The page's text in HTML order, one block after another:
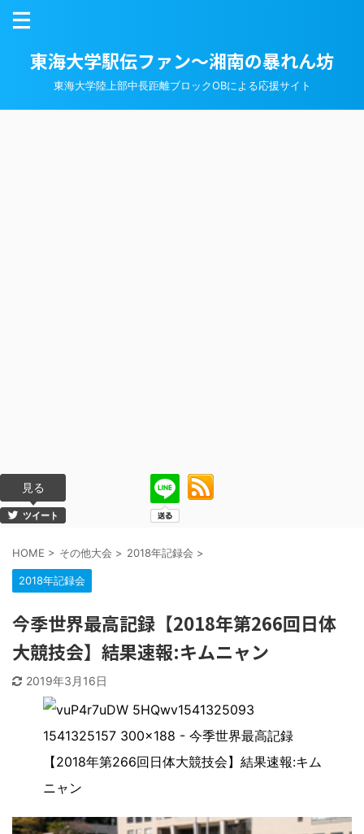
東海大学駅伝ファン～湘南の暴れん坊
東海大学陸上部中長距離ブロックOBによる応援サイト
見る
ツイート
HOME > その他大会 > 2018年記録会 >
2018年記録会
今季世界最高記録【2018年第266回日体
大競技会】結果速報:キムニャン
2019年3月16日